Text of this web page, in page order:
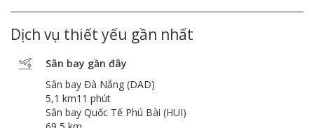
Dịch vụ thiết yếu gần nhất
Sân bay gần đây
Sân bay Đà Nẵng (DAD)
5,1 km11 phút
Sân bay Quốc Tế Phú Bài (HUI)